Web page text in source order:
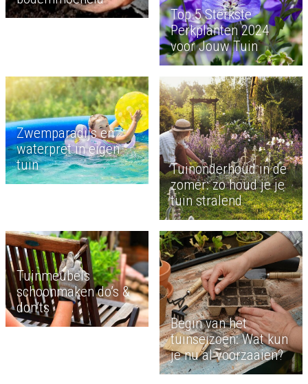
Top 5 Sterkste
Perkplanten 2024
voor Jouw Tuin
Zwemparadijs en
waterpret in eigen
tuin
Tuinonderhoud in de
zomer: zo houd je je
tuin stralend
Tuinmeubels
schoonmaken do’s &
don’ts
Begin van het
tuinseizoen: Wat kun
je nu al voorzaaien?